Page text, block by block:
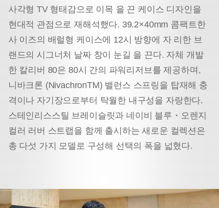
사각형 TV 형태감으로 이목 을 끈 케이스 디자인을
현대적 관점으로 재해석했다. 39.2×40mm 콤팩트한
사 이즈의 배럴형 케이스에 12시 방향에 자 리한 브
랜드의 시그너처 날짜 창이 눈길 을 끈다. 자체 개발
한 칼리버 80은 80시 간의 파워리저브를 제공하며,
니바크론 (NivachronTM) 밸런스 스프링을 탑재해 충
격이나 자기장으로부터 탁월한 내구성을 자랑한다.
스테인리스스틸 브레이슬릿과 네이비 블루・오렌지
컬러 러버 스트랩을 함께 출시하는 새로운 컬렉션은
총 다섯 가지 모델로 구성해 선택의 폭을 넓혔다.